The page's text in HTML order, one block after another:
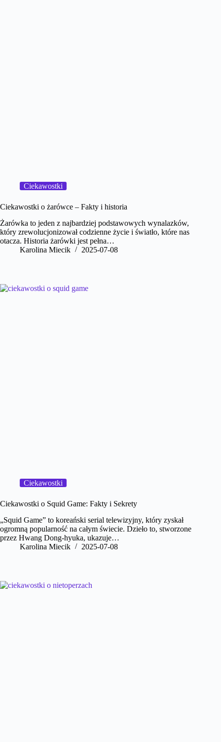
Ciekawostki
Ciekawostki o żarówce – Fakty i historia
Żarówka to jeden z najbardziej podstawowych wynalazków,
który zrewolucjonizował codzienne życie i światło, które nas
otacza. Historia żarówki jest pełna…
Karolina Miecik
2025-07-08
Ciekawostki
Ciekawostki o Squid Game: Fakty i Sekrety
„Squid Game” to koreański serial telewizyjny, który zyskał
ogromną popularność na całym świecie. Dzieło to, stworzone
przez Hwang Dong-hyuka, ukazuje…
Karolina Miecik
2025-07-08